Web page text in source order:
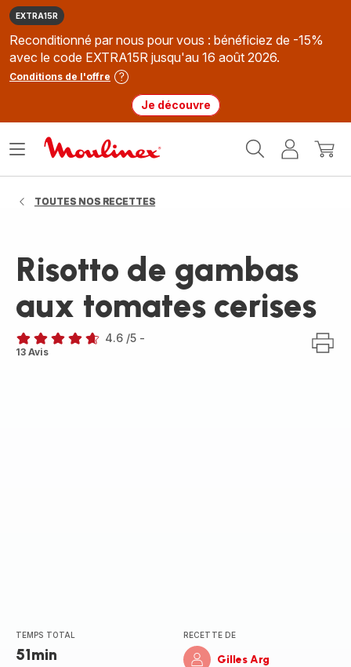
EXTRA15R
Reconditionné par nous pour vous : bénéficiez de -15%
avec le code EXTRA15R jusqu'au 16 août 2026.
Conditions de l'offre
Je découvre
MonMon
Ouvrir
TOUTES NOS RECETTES
Risotto de gambas
aux tomates cerises
ratings.4.6
4.6 /5 -
13 Avis
TEMPS TOTAL
51min
RECETTE DE
Gilles Arg